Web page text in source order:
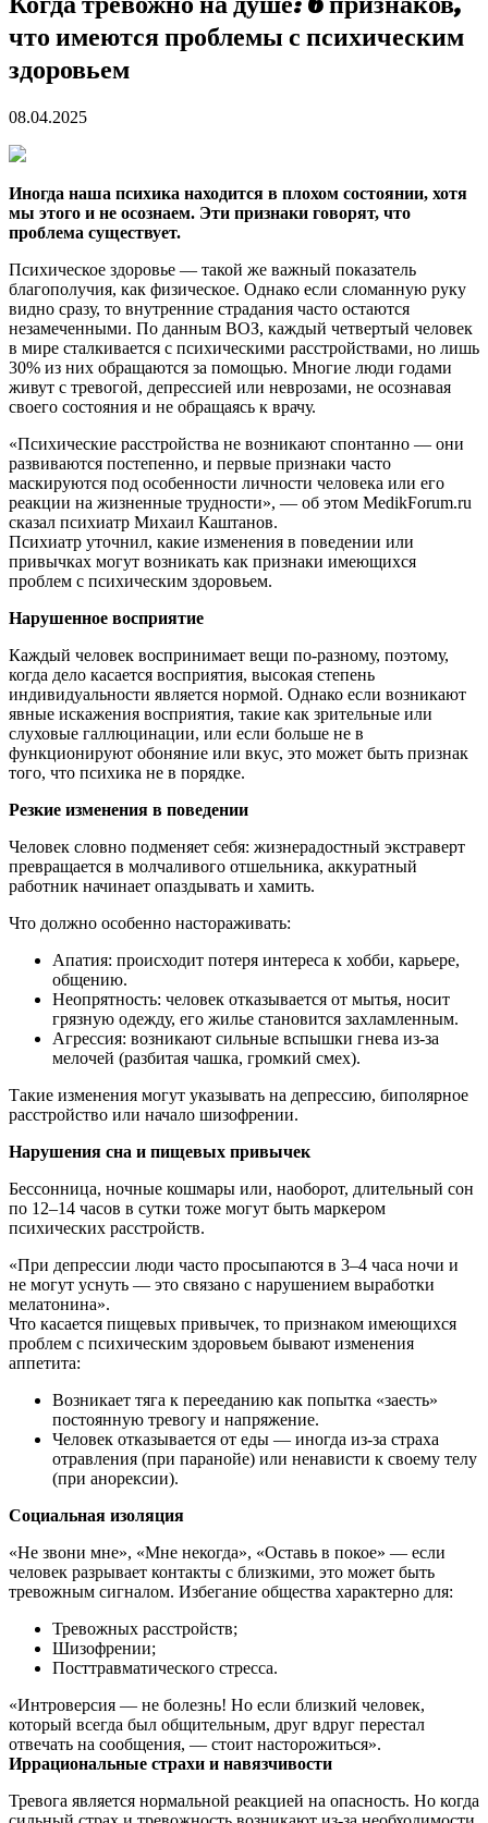
что имеются проблемы с психическим
здоровьем
08.04.2025
Иногда наша психика находится в плохом состоянии, хотя
мы этого и не осознаем. Эти признаки говорят, что
проблема существует.
Психическое здоровье — такой же важный показатель
благополучия, как физическое. Однако если сломанную руку
видно сразу, то внутренние страдания часто остаются
незамеченными. По данным ВОЗ, каждый четвертый человек
в мире сталкивается с психическими расстройствами, но лишь
30% из них обращаются за помощью. Многие люди годами
живут с тревогой, депрессией или неврозами, не осознавая
своего состояния и не обращаясь к врачу.
«Психические расстройства не возникают спонтанно — они
развиваются постепенно, и первые признаки часто
маскируются под особенности личности человека или его
реакции на жизненные трудности», — об этом MedikForum.ru
сказал психиатр Михаил Каштанов.
Психиатр уточнил, какие изменения в поведении или
привычках могут возникать как признаки имеющихся
проблем с психическим здоровьем.
Нарушенное восприятие
Каждый человек воспринимает вещи по-разному, поэтому,
когда дело касается восприятия, высокая степень
индивидуальности является нормой. Однако если возникают
явные искажения восприятия, такие как зрительные или
слуховые галлюцинации, или если больше не в
функционируют обоняние или вкус, это может быть признак
того, что психика не в порядке.
Резкие изменения в поведении
Человек словно подменяет себя: жизнерадостный экстраверт
превращается в молчаливого отшельника, аккуратный
работник начинает опаздывать и хамить.
Что должно особенно настораживать:
Апатия: происходит потеря интереса к хобби, карьере,
общению.
Неопрятность: человек отказывается от мытья, носит
грязную одежду, его жилье становится захламленным.
Агрессия: возникают сильные вспышки гнева из-за
мелочей (разбитая чашка, громкий смех).
Такие изменения могут указывать на депрессию, биполярное
расстройство или начало шизофрении.
Нарушения сна и пищевых привычек
Бессонница, ночные кошмары или, наоборот, длительный сон
по 12–14 часов в сутки тоже могут быть маркером
психических расстройств.
«При депрессии люди часто просыпаются в 3–4 часа ночи и
не могут уснуть — это связано с нарушением выработки
мелатонина».
Что касается пищевых привычек, то признаком имеющихся
проблем с психическим здоровьем бывают изменения
аппетита:
Возникает тяга к перееданию как попытка «заесть»
постоянную тревогу и напряжение.
Человек отказывается от еды — иногда из-за страха
отравления (при паранойе) или ненависти к своему телу
(при анорексии).
Социальная изоляция
«Не звони мне», «Мне некогда», «Оставь в покое» — если
человек разрывает контакты с близкими, это может быть
тревожным сигналом. Избегание общества характерно для:
Тревожных расстройств;
Шизофрении;
Посттравматического стресса.
«Интроверсия — не болезнь! Но если близкий человек,
который всегда был общительным, друг вдруг перестал
отвечать на сообщения, — стоит насторожиться».
Иррациональные страхи и навязчивости
Тревога является нормальной реакцией на опасность. Но когда